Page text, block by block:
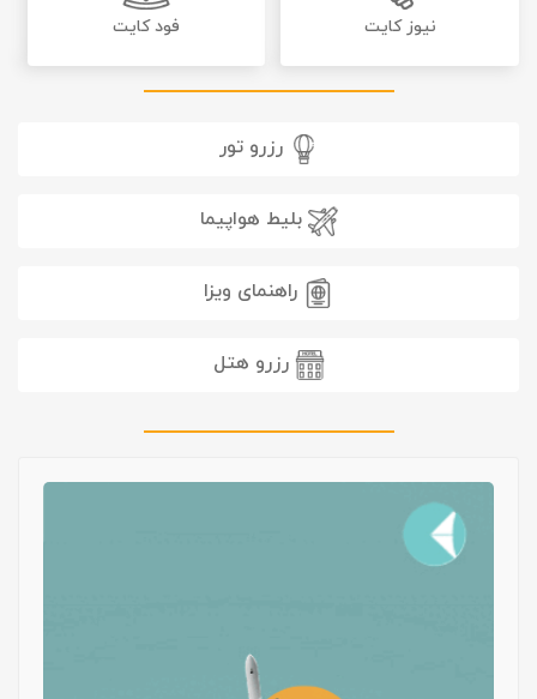
نیوز کایت فود کایت
رزرو تور
بلیط هواپیما
راهنمای ویزا
رزرو هتل